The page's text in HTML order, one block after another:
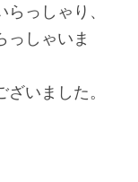
っしゃり、
っしゃいま
いました。